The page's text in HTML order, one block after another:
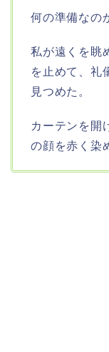
何の準備なの
私が遠くを眺
を止めて、礼
見つめた。
カーテンを開
の顔を赤く染